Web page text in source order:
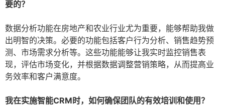
要的？
数据分析功能在房地产和农业行业尤为重要，能够帮助我做
出明智的决策。必要的功能包括客户行为分析、销售趋势预
测、市场需求分析等。这些功能能够让我实时监控销售表
现，评估市场变化，并根据数据调整营销策略，从而提高业
务效率和客户满意度。
我在实施智能CRM时，如何确保团队的有效培训和使用？